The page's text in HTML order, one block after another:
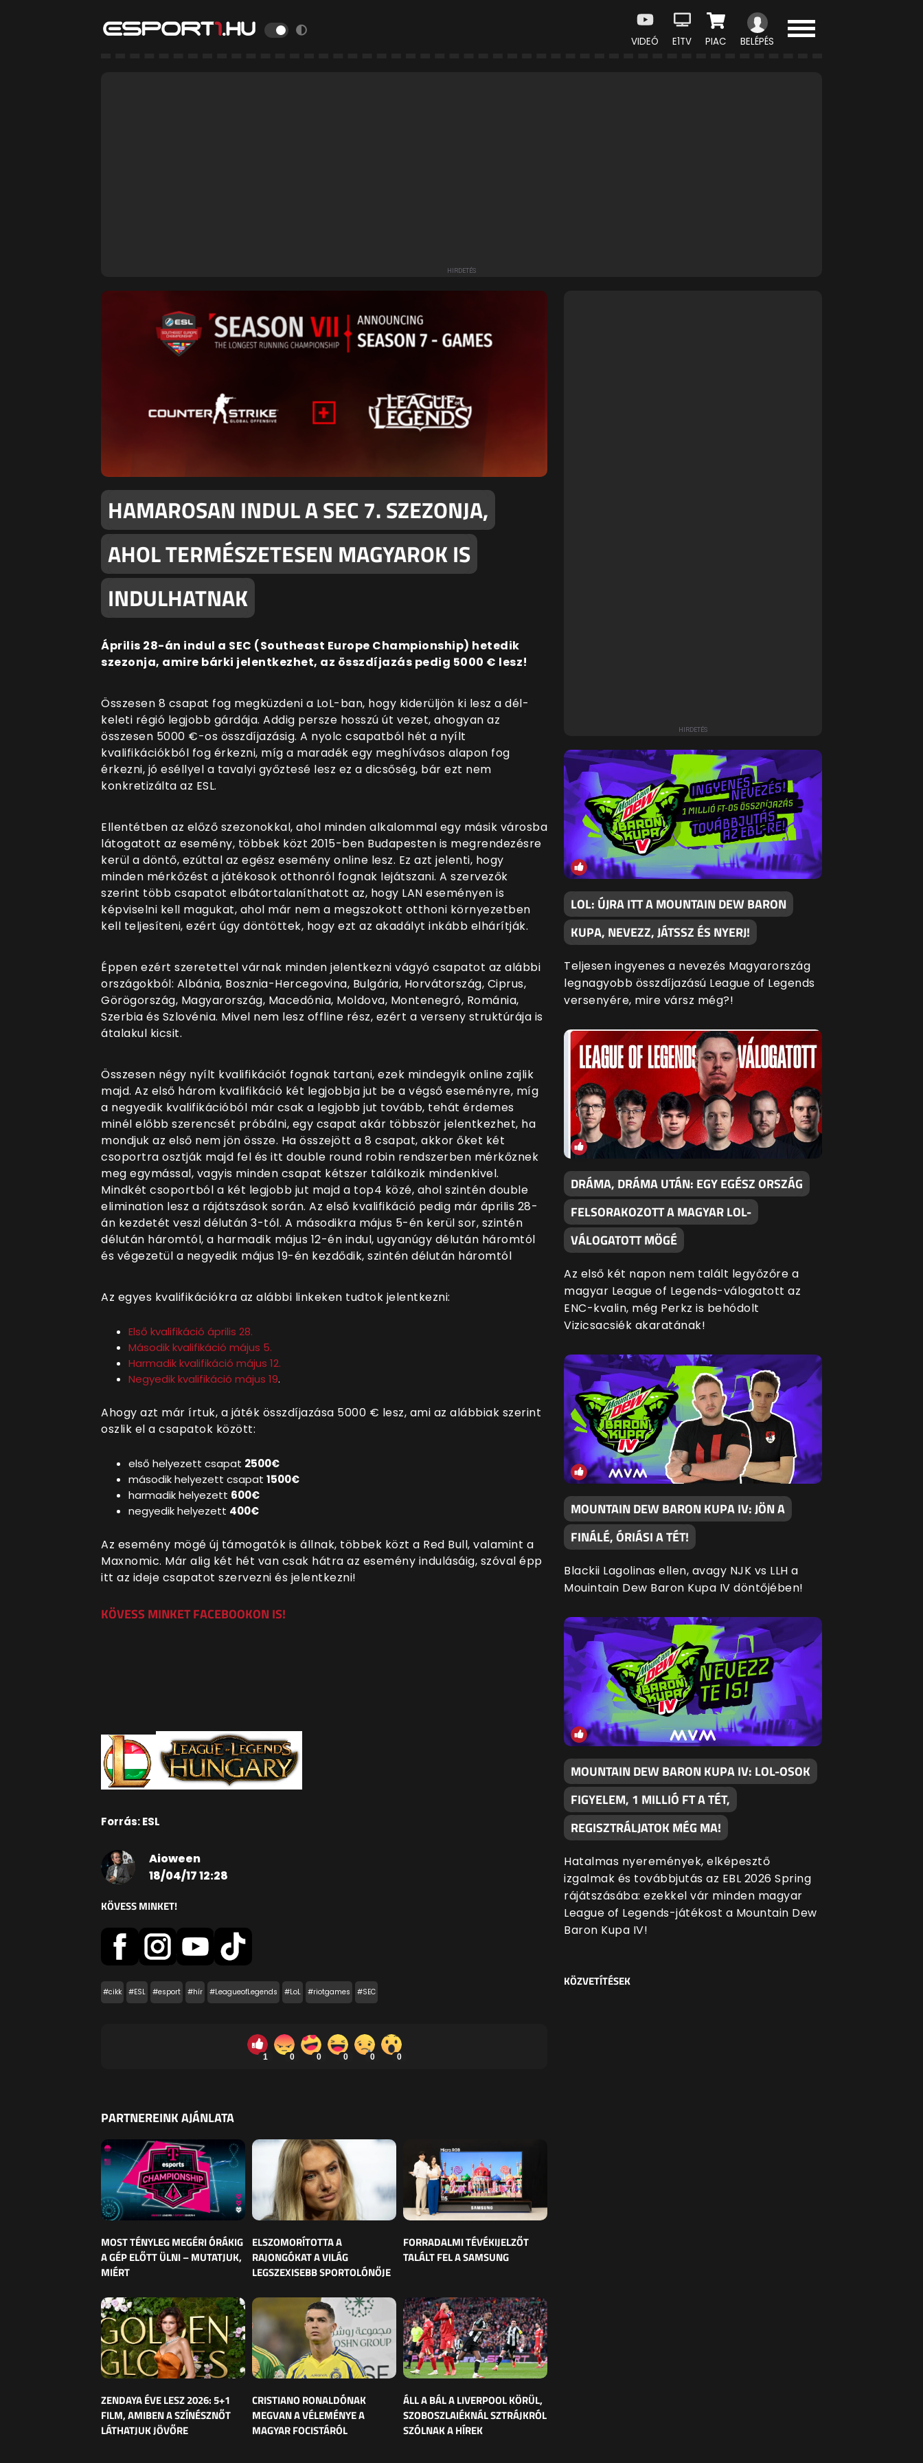
VIDEÓ E1TV PIAC BELÉPÉS
HAMAROSAN INDUL A SEC 7. SZEZONJA,
AHOL TERMÉSZETESEN MAGYAROK IS
INDULHATNAK
Április 28-án indul a SEC (Southeast Europe Championship) hetedik
szezonja, amire bárki jelentkezhet, az összdíjazás pedig 5000 € lesz!
Összesen 8 csapat fog megküzdeni a LoL-ban, hogy kiderüljön ki lesz a dél-
keleti régió legjobb gárdája. Addig persze hosszú út vezet, ahogyan az
összesen 5000 €-os összdíjazásig. A nyolc csapatból hét a nyílt
kvalifikációkból fog érkezni, míg a maradék egy meghívásos alapon fog
érkezni, jó eséllyel a tavalyi győztesé lesz ez a dicsőség, bár ezt nem
konkretizálta az ESL.
Ellentétben az előző szezonokkal, ahol minden alkalommal egy másik városba
látogatott az esemény, többek közt 2015-ben Budapesten is megrendezésre
kerül a döntő, ezúttal az egész esemény online lesz. Ez azt jelenti, hogy
minden mérkőzést a játékosok otthonról fognak lejátszani. A szervezők
szerint több csapatot elbátortalaníthatott az, hogy LAN eseményen is
képviselni kell magukat, ahol már nem a megszokott otthoni környezetben
kell teljesíteni, ezért úgy döntöttek, hogy ezt az akadályt inkább elhárítják.
Éppen ezért szeretettel várnak minden jelentkezni vágyó csapatot az alábbi
országokból: Albánia, Bosznia-Hercegovina, Bulgária, Horvátország, Ciprus,
Görögország, Magyarország, Macedónia, Moldova, Montenegró, Románia,
Szerbia és Szlovénia. Mivel nem lesz offline rész, ezért a verseny struktúrája is
átalakul kicsit.
Összesen négy nyílt kvalifikációt fognak tartani, ezek mindegyik online zajlik
majd. Az első három kvalifikáció két legjobbja jut be a végső eseményre, míg
a negyedik kvalifikációból már csak a legjobb jut tovább, tehát érdemes
minél előbb szerencsét próbálni, egy csapat akár többször jelentkezhet, ha
mondjuk az első nem jön össze. Ha összejött a 8 csapat, akkor őket két
csoportra osztják majd fel és itt double round robin rendszerben mérkőznek
meg egymással, vagyis minden csapat kétszer találkozik mindenkivel.
Mindkét csoportból a két legjobb jut majd a top4 közé, ahol szintén double
elimination lesz a rájátszások során. Az első kvalifikáció pedig már április 28-
án kezdetét veszi délután 3-tól. A másodikra május 5-én kerül sor, szintén
délután háromtól, a harmadik május 12-én indul, ugyanúgy délután háromtól
és végezetül a negyedik május 19-én kezdődik, szintén délután háromtól
Az egyes kvalifikációkra az alábbi linkeken tudtok jelentkezni:
Első kvalifikáció április 28.
Második kvalifikáció május 5.
Harmadik kvalifikáció május 12.
Negyedik kvalifikáció május 19.
Ahogy azt már írtuk, a játék összdíjazása 5000 € lesz, ami az alábbiak szerint
oszlik el a csapatok között:
első helyezett csapat 2500€
második helyezett csapat 1500€
harmadik helyezett 600€
negyedik helyezett 400€
Az esemény mögé új támogatók is állnak, többek közt a Red Bull, valamint a
Maxnomic. Már alig két hét van csak hátra az esemény indulásáig, szóval épp
itt az ideje csapatot szervezni és jelentkezni!
KÖVESS MINKET FACEBOOKON IS!
Forrás: ESL
Aioween
18/04/17 12:28
KÖVESS MINKET!
#cikk #ESL #esport #hír #LeagueofLegends #LoL #riotgames #SEC
1 0 0 0 0 0
PARTNEREINK AJÁNLATA
MOST TÉNYLEG MEGÉRI ÓRÁKIG
A GÉP ELŐTT ÜLNI – MUTATJUK,
MIÉRT
ELSZOMORÍTOTTA A
RAJONGÓKAT A VILÁG
LEGSZEXISEBB SPORTOLÓNŐJE
FORRADALMI TÉVÉKIJELZŐT
TALÁLT FEL A SAMSUNG
ZENDAYA ÉVE LESZ 2026: 5+1
FILM, AMIBEN A SZÍNÉSZNŐT
LÁTHATJUK JÖVŐRE
CRISTIANO RONALDÓNAK
MEGVAN A VÉLEMÉNYE A
MAGYAR FOCISTÁRÓL
ÁLL A BÁL A LIVERPOOL KÖRÜL,
SZOBOSZLAIÉKNÁL SZTRÁJKRÓL
SZÓLNAK A HÍREK
LOL: ÚJRA ITT A MOUNTAIN DEW BARON
KUPA, NEVEZZ, JÁTSSZ ÉS NYERJ!
Teljesen ingyenes a nevezés Magyarország
legnagyobb összdíjazású League of Legends
versenyére, mire vársz még?!
DRÁMA, DRÁMA UTÁN: EGY EGÉSZ ORSZÁG
FELSORAKOZOTT A MAGYAR LOL-
VÁLOGATOTT MÖGÉ
Az első két napon nem talált legyőzőre a
magyar League of Legends-válogatott az
ENC-kvalin, még Perkz is behódolt
Vizicsacsiék akaratának!
MOUNTAIN DEW BARON KUPA IV: JÖN A
FINÁLÉ, ÓRIÁSI A TÉT!
Blackii Lagolinas ellen, avagy NJK vs LLH a
Mouintain Dew Baron Kupa IV döntőjében!
MOUNTAIN DEW BARON KUPA IV: LOL-OSOK
FIGYELEM, 1 MILLIÓ FT A TÉT,
REGISZTRÁLJATOK MÉG MA!
Hatalmas nyeremények, elképesztő
izgalmak és továbbjutás az EBL 2026 Spring
rájátszásába: ezekkel vár minden magyar
League of Legends-játékost a Mountain Dew
Baron Kupa IV!
KÖZVETÍTÉSEK